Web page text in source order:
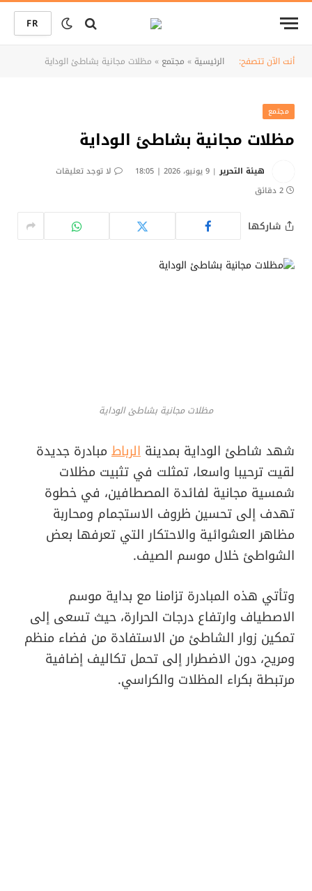
FR
أنت الآن تتصفح: الرئيسية» مجتمع » مظلات مجانية بشاطئ الوداية
مجتمع
مظلات مجانية بشاطئ الوداية
هيئة التحرير 9 يونيو، 2026 | 18:05
لا توجد تعليقات
2 دقائق
شاركها
مظلات مجانية بشاطئ الوداية
شهد شاطئ الوداية بمدينة الرباطمبادرة جديدة
لقيت ترحيبا واسعا، تمثلت في تثبيت مظلات
شمسية مجانية لفائدة المصطافين، في خطوة
تهدف إلى تحسين ظروف الاستجمام ومحاربة
مظاهر العشوائية والاحتكار التي تعرفها بعض
الشواطئ خلال موسم الصيف.
وتأتي هذه المبادرة تزامنا مع بداية موسم
الاصطياف وارتفاع درجات الحرارة، حيث تسعى إلى
تمكين زوار الشاطئ من الاستفادة من فضاء منظم
ومريح، دون الاضطرار إلى تحمل تكاليف إضافية
مرتبطة بكراء المظلات والكراسي.